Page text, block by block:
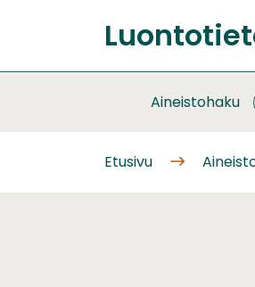
sisältöön
Etusivu
Aineistohaku
Etusivu